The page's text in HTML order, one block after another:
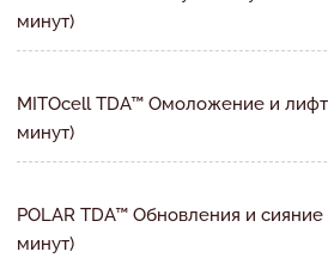
минут)
MITOcell TDA™ Омоложение и
минут)
POLAR TDA™ Обновления и сияние
минут)